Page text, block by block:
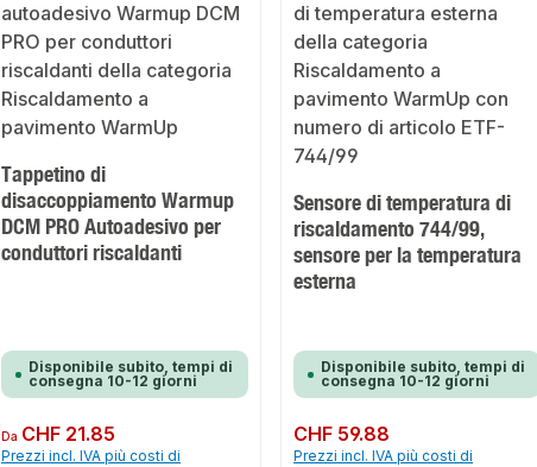
Tappetino di
disaccoppiamento Warmup
DCM PRO Autoadesivo per
conduttori riscaldanti
Disponibile subito, tempi di
consegna 10-12 giorni
Prezzo normale:
Da CHF 21.85
Prezzi incl. IVA più costi di
Sensore di temperatura di
riscaldamento 744/99,
sensore per la temperatura
esterna
Disponibile subito, tempi di
consegna 10-12 giorni
Prezzo normale:
CHF 59.88
Prezzi incl. IVA più costi di